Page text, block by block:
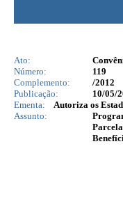
Ato:
Número:
119
Complemento:
/2012
Publicação:
10/05/
Ementa:
Autoriza os
Assunto: